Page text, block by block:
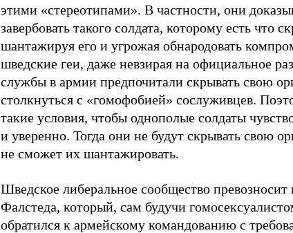
этими «стереотипами». В частности, они
завербовать такого солдата, которому есть что
шантажируя его и угрожая обнародовать
шведские геи, даже невзирая на официальное
службы в армии предпочитали скрывать свою
столкнуться с «гомофобией» сослуживцев.
такие условия, чтобы однополые солдаты
и уверенно. Тогда они не будут скрывать свою
не сможет их шантажировать.
Шведское либеральное сообщество превозносит
Фалстеда, который, сам будучи
обратился к армейскому командованию с